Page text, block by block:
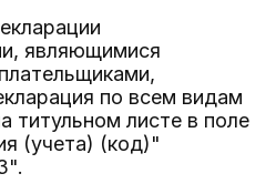
являющимися
по всем видам
титульном листе в поле
(учета) (код)"